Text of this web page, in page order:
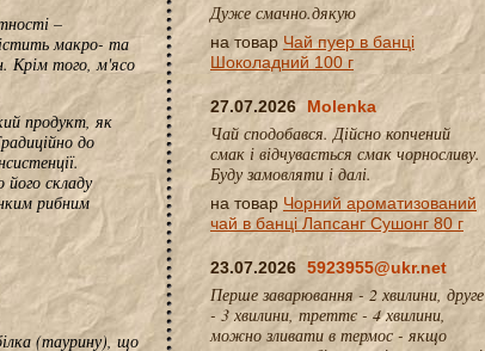
–
макро- та
Крім того, м'ясо
продукт, як
до
його складу
рибним
(таурину), що
Дуже смачно.дякую
на товар Чай пуер в банці
Шоколадний 100 г
27.07.2026 Molenka
Чай сподобався. Дійсно копчений
смак і відчувається смак чорносливу.
Буду замовляти і далі.
на товар Чорний ароматизований
чай в банці Лапсанг Сушонг 80 г
23.07.2026 5923955@ukr.net
Перше заварювання - 2 хвилини, друге
- 3 хвилини, треттє - 4 хвилини,
можно зливати в термос - якщо